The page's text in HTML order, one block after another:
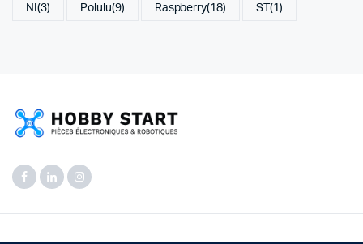
NI (3) Polulu(9) Raspberry(18) ST(1)